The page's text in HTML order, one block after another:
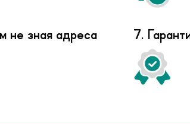
не зная адреса 7.